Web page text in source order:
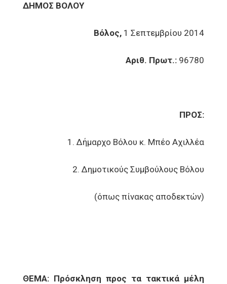
ΔΗΜΟΣ ΒΟΛΟΥ
Βόλος, 1 Σεπτεμβρίου 2014
Αριθ. Πρωτ.: 96780
ΠΡΟΣ:
1. Δήμαρχο Βόλου κ. Μπέο Αχιλλέα
2. Δημοτικούς Συμβούλους Βόλου
(όπως πίνακας αποδεκτών)
ΘΕΜΑ: Πρόσκληση προς τα τακτικά μέλη